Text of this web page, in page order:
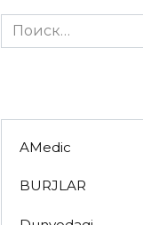
Search
for:
AMedic
BURJLAR